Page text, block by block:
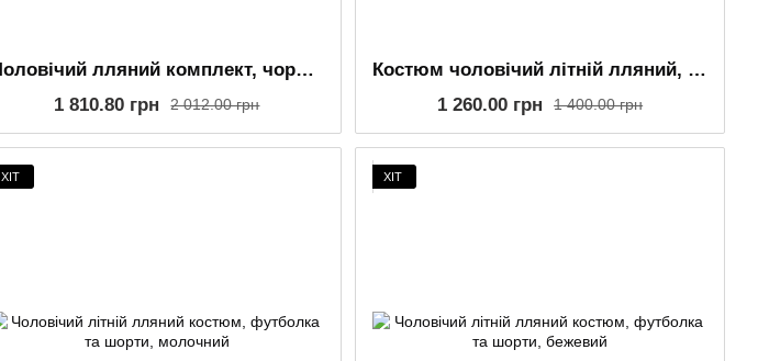
Чоловічий лляний комплект, чорний– сорочка на довгий рукав та шорти
2 012.00 грн
1 810.80 грн
Костюм чоловічий літній лляний, футболка та шорти, молочний
1 400.00 грн
1 260.00 грн
ХІТ ХІТ